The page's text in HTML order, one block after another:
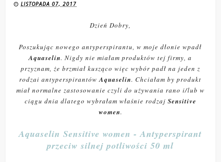
LISTOPADA 07, 2017
Dzień Dobry,
Poszukując nowego antyperspirantu, w moje dłonie wpadł
Aquaselin. Nigdy nie miałam produktów tej firmy, a
przyznam, że brzmiał kusząco więc wybór padł na jeden z
rodzai antyperspirantów Aquaselin. Chciałam by produkt
miał normalne zastosowanie czyli do używania rano i/lub w
ciągu dnia dlatego wybrałam właśnie rodzaj Sensitive
women.
Aquaselin Sensitive women - Antyperspirant
przeciw silnej potliwości 50 ml